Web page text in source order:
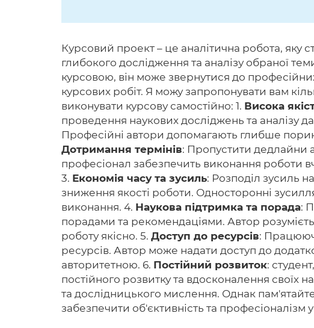
Курсовий проект – це аналітична робота, яку
глибокого дослідження та аналізу обраної
курсовою, він може звернутися до
курсових робіт. Я можу запропонувати вам
виконувати курсову самостійно: 1. Висока
проведення наукових досліджень та аналізу
Професійні автори допомагають глибше
Дотримання термінів: Пропустити дедлайни
професіонал забезпечить виконання роботи
3. Економія часу та зусиль: Розподіл зусиль
зниження якості роботи. Односторонні
виконання. 4. Наукова підтримка та порада:
порадами та рекомендаціями. Автор
роботу якісно. 5. Доступ до ресурсів:
ресурсів. Автор може надати доступ до
авторитетною. 6. Постійний розвиток:
постійного розвитку та вдосконалення своїх
та дослідницького мислення. Однак
забезпечити об'єктивність та